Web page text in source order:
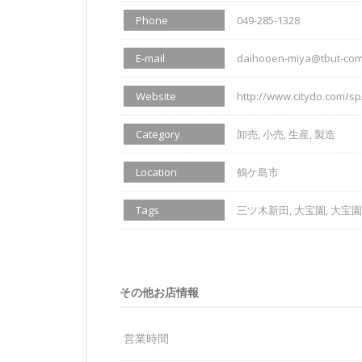
Phone 049-285-1328
E-mail daihooen-miya@tbut-
Website http://www.citydo.com/
Category 卸売, 小売, 生産, 製造
Location 鶴ケ島市
Tags 三ツ木新田, 大宝園, 大宝
その他お店情報
営業時間